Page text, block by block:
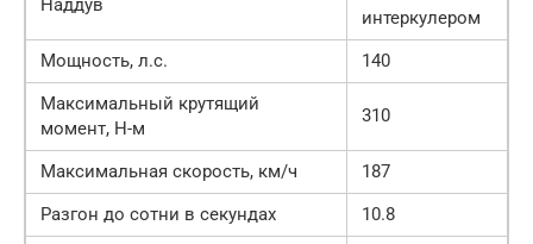
Наддув
интеркулером
Мощность, л.с.
140
Максимальный крутящий
момент, Н-м
310
Максимальная скорость, км/ч
187
Разгон до сотни в секундах
10.8